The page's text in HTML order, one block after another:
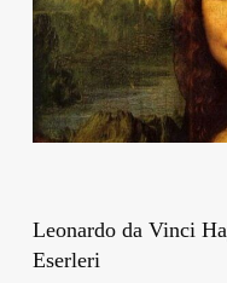
Leonardo da Vinci
Eserleri